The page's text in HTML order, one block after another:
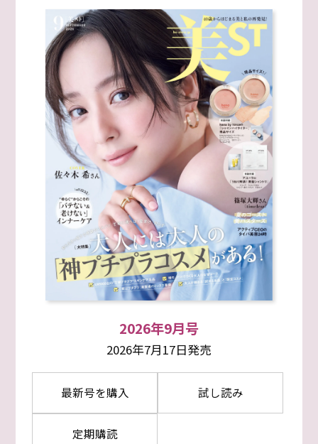
2026年9月号
2026年7月17日発売
最新号を購入 試し読み
定期購読